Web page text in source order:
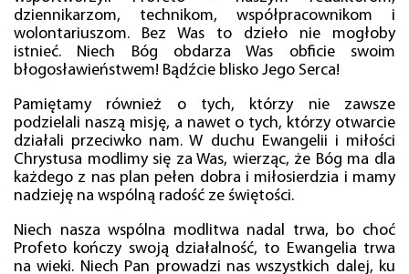
dziennikarzom, technikom, współpracownikom i
wolontariuszom. Bez Was to dzieło nie mogłoby
istnieć. Niech Bóg obdarza Was obficie swoim
błogosławieństwem! Bądźcie blisko Jego Serca!
Pamiętamy również o tych, którzy nie zawsze
podzielali naszą misję, a nawet o tych, którzy otwarcie
działali przeciwko nam. W duchu Ewangelii i miłości
Chrystusa modlimy się za Was, wierząc, że Bóg ma dla
każdego z nas plan pełen dobra i miłosierdzia i mamy
nadzieję na wspólną radość ze świętości.
Niech nasza wspólna modlitwa nadal trwa, bo choć
Profeto kończy swoją działalność, to Ewangelia trwa
na wieki. Niech Pan prowadzi nas wszystkich dalej, ku